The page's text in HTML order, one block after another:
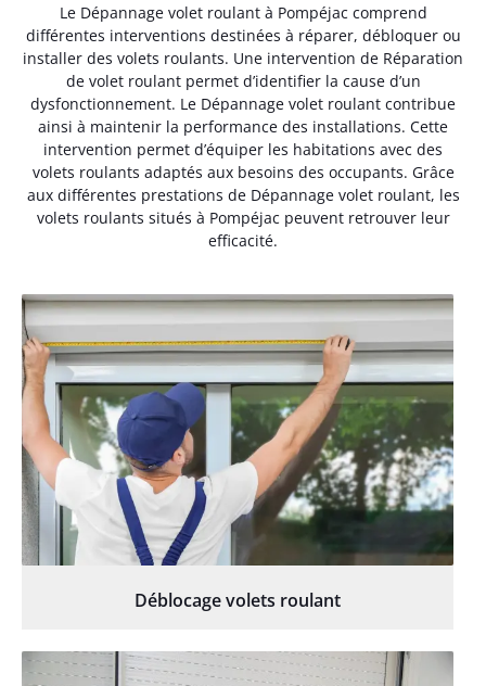
Le Dépannage volet roulant à Pompéjac comprend
différentes interventions destinées à réparer, débloquer ou
installer des volets roulants. Une intervention de Réparation
de volet roulant permet d’identifier la cause d’un
dysfonctionnement. Le Dépannage volet roulant contribue
ainsi à maintenir la performance des installations. Cette
intervention permet d’équiper les habitations avec des
volets roulants adaptés aux besoins des occupants. Grâce
aux différentes prestations de Dépannage volet roulant, les
volets roulants situés à Pompéjac peuvent retrouver leur
efficacité.
Déblocage volets roulant